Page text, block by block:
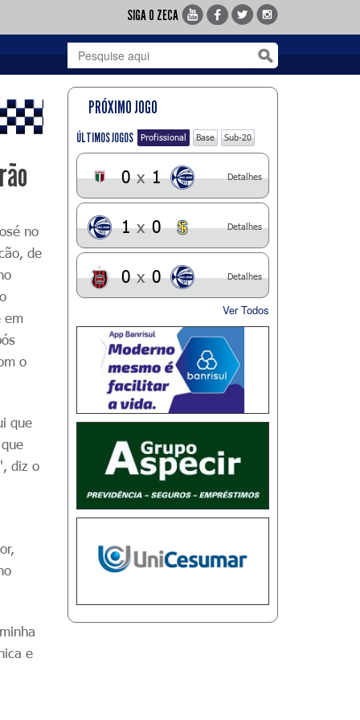
SIGA O ZECA
no
de
em
o
que
diz o
e
PRÓXIMO JOGO
ÚLTIMOS JOGOS Profissional Base Sub-20
0 x 1 Detalhes
1 x 0 Detalhes
0 x 0 Detalhes
Ver Todos